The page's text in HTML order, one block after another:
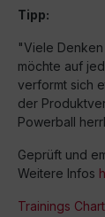
Tipp:
"Viele
möchte auf
verformt sich
der
Powerball
Geprüft und
Weitere Infos
Trainings Chart